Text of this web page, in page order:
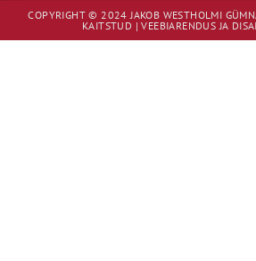
COPYRIGHT © 2024 JAKOB WESTHOLMI
KAITSTUD | VEEBIARENDUS JA